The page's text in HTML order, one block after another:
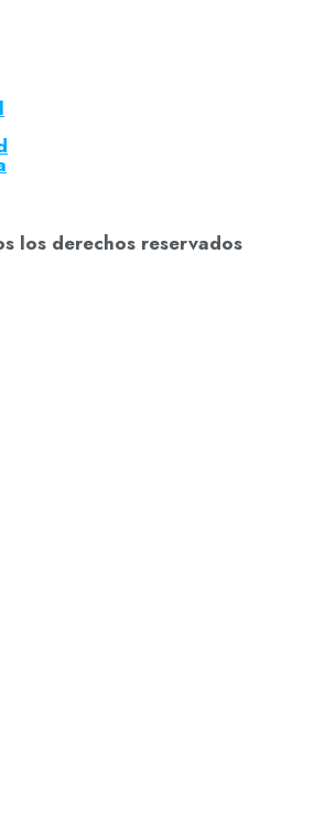
los derechos reservados